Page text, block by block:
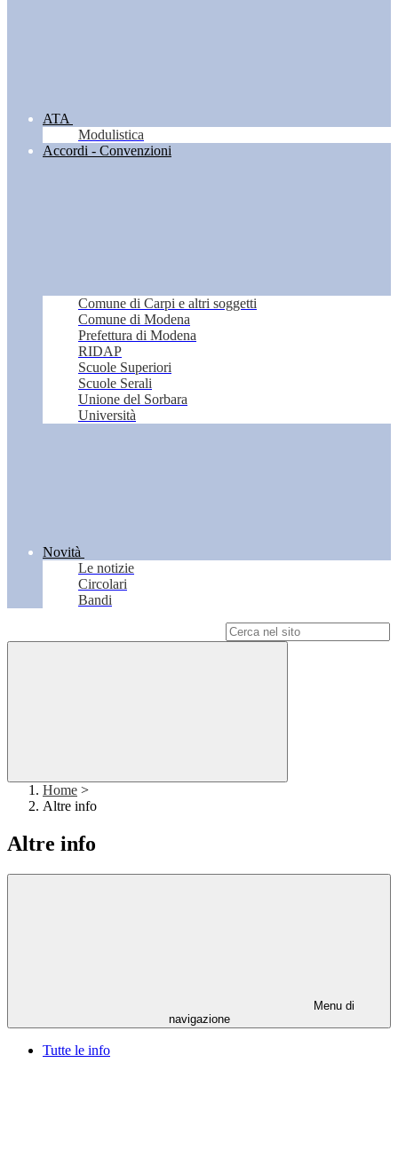
ATA
Modulistica
Accordi - Convenzioni
Comune di Carpi e altri soggetti
Comune di Modena
Prefettura di Modena
RIDAP
Scuole Superiori
Scuole Serali
Unione del Sorbara
Università
Novità
Le notizie
Circolari
Bandi
Home >
Altre info
Altre info
Menu di
navigazione
Tutte le info